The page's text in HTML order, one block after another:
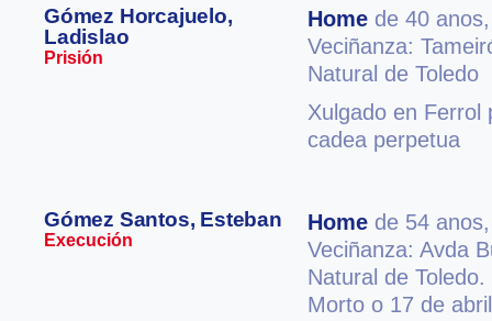
Gómez Horcajuelo,
Ladislao
Prisión
Home de 40
Veciñanza:
Natural de Toledo
Xulgado en Ferrol
cadea perpetua
Gómez Santos, Esteban
Execución
Home de 54
Veciñanza: Avda
Natural de
Morto o 17 de